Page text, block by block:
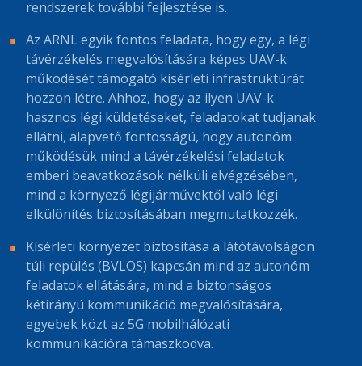
rendszerek további fejlesztése is.
Az ARNL egyik fontos feladata, hogy egy, a légi
távérzékelés megvalósítására képes UAV-k
működését támogató kísérleti infrastruktúrát
hozzon létre. Ahhoz, hogy az ilyen UAV-k
hasznos légi küldetéseket, feladatokat tudjanak
ellátni, alapvető fontosságú, hogy autonóm
működésük mind a távérzékelési feladatok
emberi beavatkozások nélküli elvégzésében,
mind a környező légijárművektől való légi
elkülönítés biztosításában megmutatkozzék.
Kísérleti környezet biztosítása a látótávolságon
túli repülés (BVLOS) kapcsán mind az autonóm
feladatok ellátására, mind a biztonságos
kétirányú kommunikáció megvalósítására,
egyebek közt az 5G mobilhálózati
kommunikációra támaszkodva.